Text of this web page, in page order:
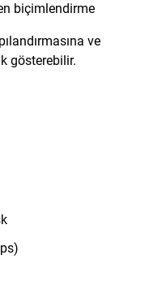
biçimlendirme
ve
gösterebilir.